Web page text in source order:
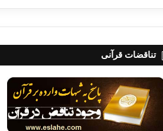
تناقضات قرآنی